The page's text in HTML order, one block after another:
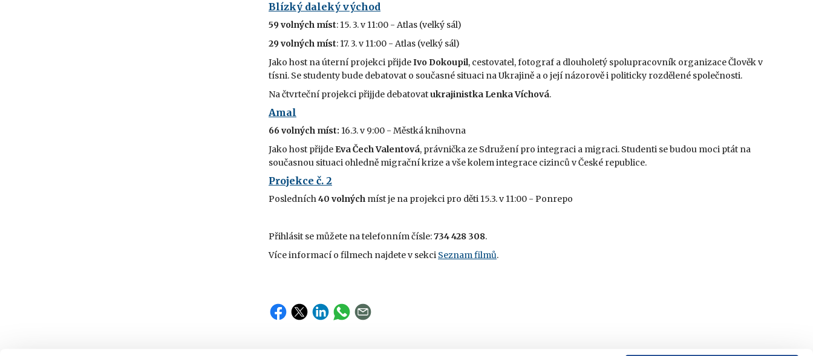
Blízký daleký východ
59 volných míst: 15. 3. v 11:00 - Atlas (velký sál)
29 volných míst: 17. 3. v 11:00 - Atlas (velký sál)
Jako host na úterní projekci přijdeIvo Dokoupil, cestovatel, fotograf a dlouholetý spolupracovník organizace Člověk v
tísni. Se studenty bude debatovat o současné situaci na Ukrajině a o její názorově i politicky rozdělené společnosti.
Na čtvrteční projekci přijjde debatovatukrajinistka Lenka Víchová.
Amal
66 volných míst: 16.3. v 9:00 - Městká knihovna
Jako host přijde Eva Čech Valentová, právnička ze Sdružení pro integraci a migraci. Studenti se budou moci ptát na
současnou situaci ohledně migrační krize a vše kolem integrace cizinců v České republice.
Projekce č. 2
Posledních40 volných míst je na projekci pro děti 15.3. v 11:00 - Ponrepo
Přihlásit se můžete na telefonním čísle:734 428 308.
Více informací o filmech najdete v sekci Seznam filmů.